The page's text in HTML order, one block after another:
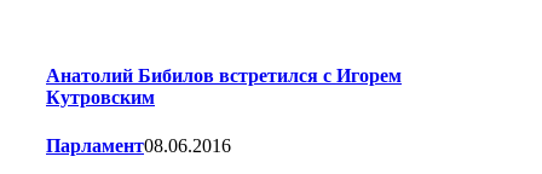
Анатолий Бибилов встретился с Игорем
Кутровским
Парламент08.06.2016